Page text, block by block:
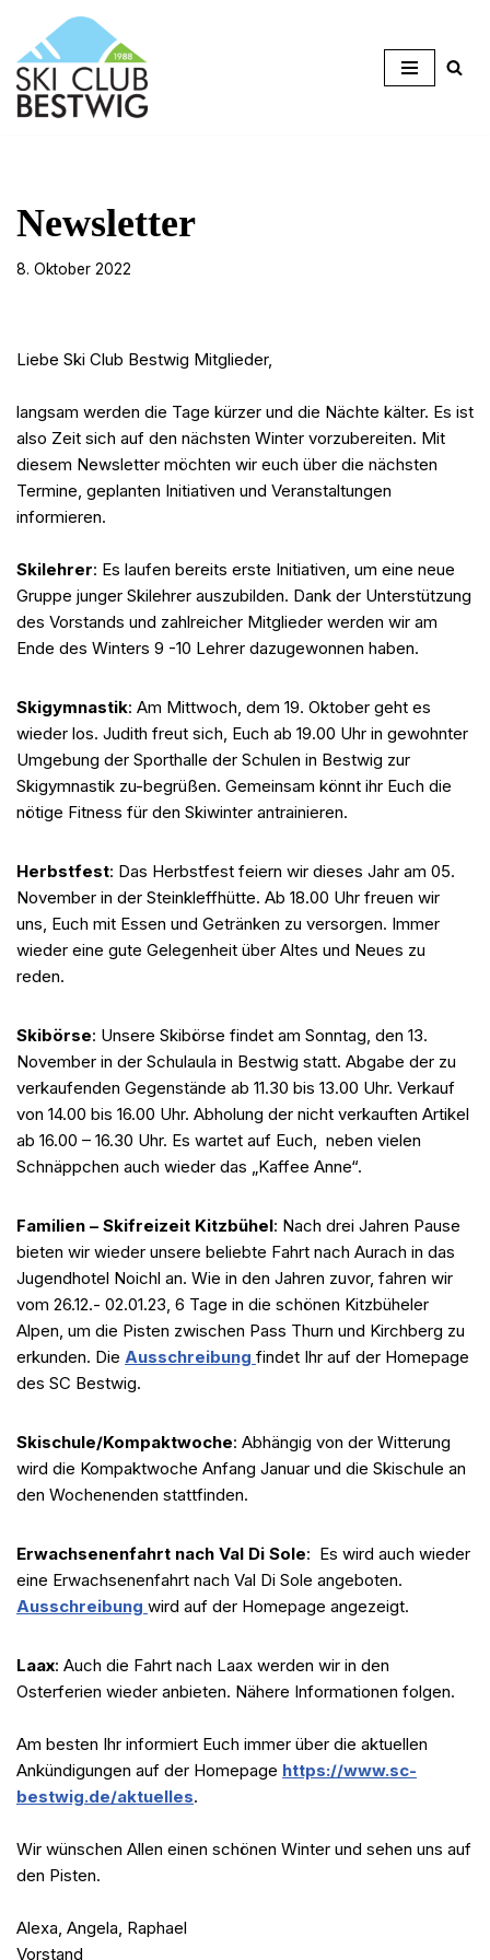
Zum
Inhalt
springen
Newsletter
8. Oktober 2022
Liebe Ski Club Bestwig Mitglieder,
langsam werden die Tage kürzer und die Nächte kälter. Es ist
also Zeit sich auf den nächsten Winter vorzubereiten. Mit
diesem Newsletter möchten wir euch über die nächsten
Termine, geplanten Initiativen und Veranstaltungen
informieren.
Skilehrer: Es laufen bereits erste Initiativen, um eine neue
Gruppe junger Skilehrer auszubilden. Dank der Unterstützung
des Vorstands und zahlreicher Mitglieder werden wir am
Ende des Winters 9 -10 Lehrer dazugewonnen haben.
Skigymnastik: Am Mittwoch, dem 19. Oktober geht es
wieder los. Judith freut sich, Euch ab 19.00 Uhr in gewohnter
Umgebung der Sporthalle der Schulen in Bestwig zur
Skigymnastik zu-begrüßen. Gemeinsam könnt ihr Euch die
nötige Fitness für den Skiwinter antrainieren.
Herbstfest: Das Herbstfest feiern wir dieses Jahr am 05.
November in der Steinkleffhütte. Ab 18.00 Uhr freuen wir
uns, Euch mit Essen und Getränken zu versorgen. Immer
wieder eine gute Gelegenheit über Altes und Neues zu
reden.
Skibörse: Unsere Skibörse findet am Sonntag, den 13.
November in der Schulaula in Bestwig statt. Abgabe der zu
verkaufenden Gegenstände ab 11.30 bis 13.00 Uhr. Verkauf
von 14.00 bis 16.00 Uhr. Abholung der nicht verkauften Artikel
ab 16.00 – 16.30 Uhr. Es wartet auf Euch, neben vielen
Schnäppchen auch wieder das „Kaffee Anne“.
Familien – Skifreizeit Kitzbühel: Nach drei Jahren Pause
bieten wir wieder unsere beliebte Fahrt nach Aurach in das
Jugendhotel Noichl an. Wie in den Jahren zuvor, fahren wir
vom 26.12.- 02.01.23, 6 Tage in die schönen Kitzbüheler
Alpen, um die Pisten zwischen Pass Thurn und Kirchberg zu
erkunden. Die Ausschreibung findet Ihr auf der Homepage
des SC Bestwig.
Skischule/Kompaktwoche: Abhängig von der Witterung
wird die Kompaktwoche Anfang Januar und die Skischule an
den Wochenenden stattfinden.
Erwachsenenfahrt nach Val Di Sole: Es wird auch wieder
eine Erwachsenenfahrt nach Val Di Sole angeboten.
Ausschreibung wird auf der Homepage angezeigt.
Laax: Auch die Fahrt nach Laax werden wir in den
Osterferien wieder anbieten. Nähere Informationen folgen.
Am besten Ihr informiert Euch immer über die aktuellen
Ankündigungen auf der Homepage https://www.sc-
bestwig.de/aktuelles.
Wir wünschen Allen einen schönen Winter und sehen uns auf
den Pisten.
Alexa, Angela, Raphael
Vorstand